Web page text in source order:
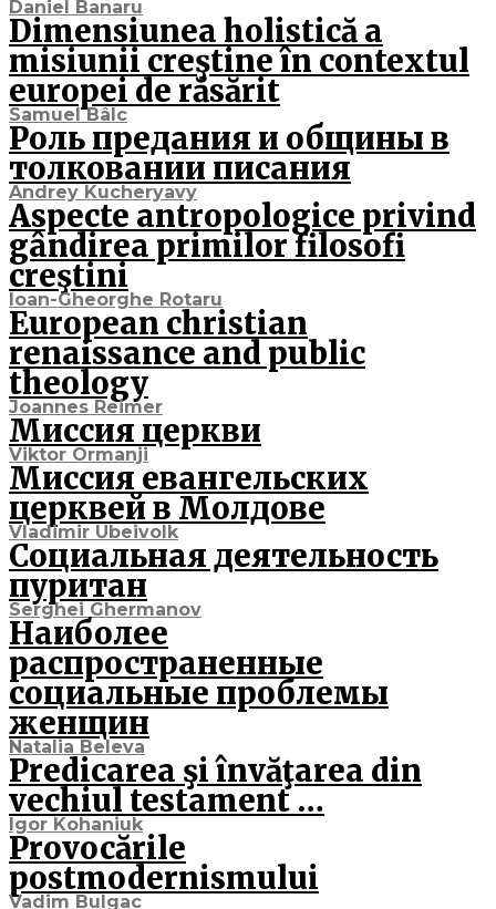
Daniel Banaru
Dimensiunea holistică a
misiunii creştine în contextul
europei de răsărit
Samuel Bâlc
Роль предания и общины в
толковании писания
Andrey Kucheryavy
Aspecte antropologice privind
gândirea primilor filosofi
creştini
Ioan-Gheorghe Rotaru
European christian
renaissance and public
theology
Joannes Reimer
Миссия церкви
Viktor Ormanji
Миссия евангельских
церквей в Молдове
Vladimir Ubeivolk
Социальная деятельность
пуритан
Serghei Ghermanov
Наиболее
распространенные
социальные проблемы
женщин
Natalia Beleva
Predicarea şi învăţarea din
vechiul testament …
Igor Kohaniuk
Provocările
postmodernismului
Vadim Bulgac